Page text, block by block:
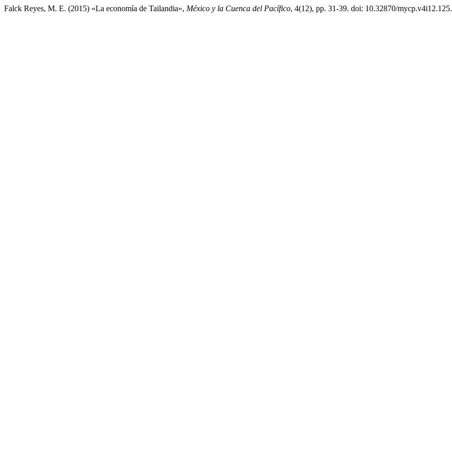
Falck Reyes, M. E. (2015) «La economía de Tailandia», México y la Cuenca del Pacífico, 4(12), pp. 31-39. doi: 10.32870/mycp.v4i12.125.